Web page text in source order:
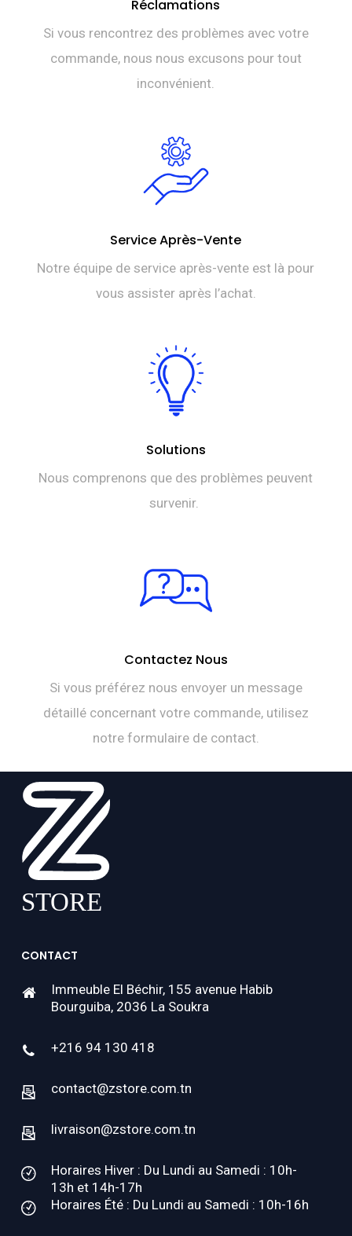
Réclamations
Si vous rencontrez des problèmes avec votre
commande, nous nous excusons pour tout
inconvénient.
Service Après-Vente
Notre équipe de service après-vente est là pour
vous assister après l’achat.
Solutions
Nous comprenons que des problèmes peuvent
survenir.
Contactez Nous
Si vous préférez nous envoyer un message
détaillé concernant votre commande, utilisez
notre formulaire de contact.
CONTACT
Immeuble El Béchir, 155 avenue Habib
Bourguiba, 2036 La Soukra
+216 94 130 418
contact@zstore.com.tn
livraison@zstore.com.tn
Horaires Hiver : Du Lundi au Samedi : 10h-
13h et 14h-17h
Horaires Été : Du Lundi au Samedi : 10h-16h